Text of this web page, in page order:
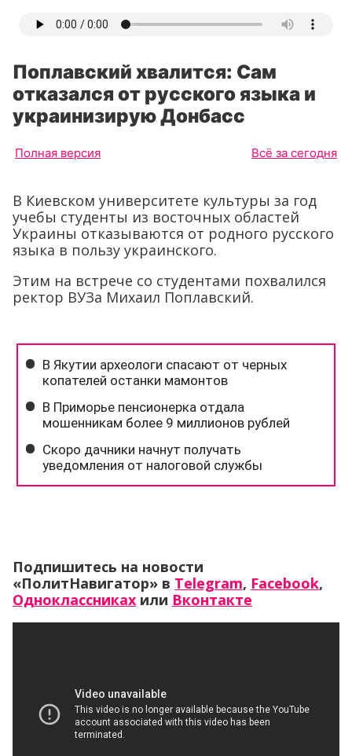
Поплавский хвалится: Сам
отказался от русского языка и
украинизирую Донбасс
Полная версия Всё за сегодня
В Киевском университете культуры за год
учебы студенты из восточных областей
Украины отказываются от родного русского
языка в пользу украинского.
Этим на встрече со студентами похвалился
ректор ВУЗа Михаил Поплавский.
Подпишитесь на новости
«ПолитНавигатор» в Telegram, Facebook,
Одноклассниках или Вконтакте